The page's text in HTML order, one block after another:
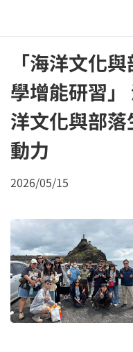
「海洋文化
學增能研習
洋文化與部
動力
2026/05/15